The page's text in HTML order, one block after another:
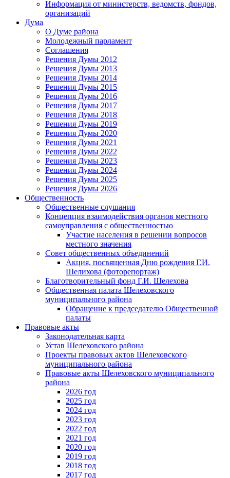
Информация от министерств, ведомств, фондов,
организаций
Дума
О Думе района
Молодежный парламент
Соглашения
Решения Думы 2012
Решения Думы 2013
Решения Думы 2014
Решения Думы 2015
Решения Думы 2016
Решения Думы 2017
Решения Думы 2018
Решения Думы 2019
Решения Думы 2020
Решения Думы 2021
Решения Думы 2022
Решения Думы 2023
Решения Думы 2024
Решения Думы 2025
Решения Думы 2026
Общественность
Общественные слушания
Концепция взаимодействия органов местного
самоуправления с общественностью
Участие населения в решении вопросов
местного значения
Совет общественных объединений
Акция, посвященная Дню рождения Г.И.
Шелихова (фоторепортаж)
Благотворительный фонд Г.И. Шелехова
Общественная палата Шелеховского
муниципального района
Обращение к председателю Общественной
палаты
Правовые акты
Законодательная карта
Устав Шелеховского района
Проекты правовых актов Шелеховского
муниципального района
Правовые акты Шелеховского муниципального
района
2026 год
2025 год
2024 год
2023 год
2022 год
2021 год
2020 год
2019 год
2018 год
2017 год